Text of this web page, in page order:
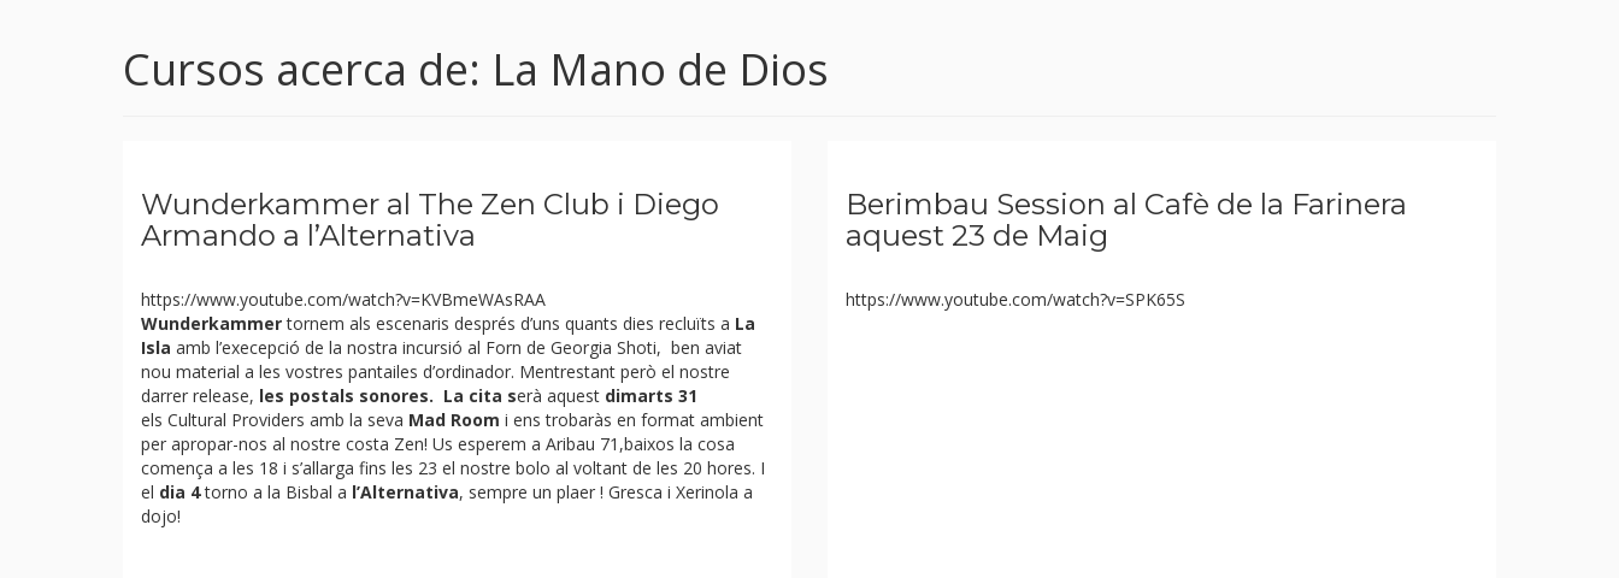
Cursos acerca de: La Mano de Dios
Wunderkammer al The Zen Club i Diego
Armando a l’Alternativa
https://www.youtube.com/watch?v=KVBmeWAsRAA
Wunderkammertornem als escenaris després d’uns quants dies recluïts a La
Isla amb l’execepció de la nostra incursió al Forn de Georgia Shoti, ben aviat
nou material a les vostres pantailes d’ordinador. Mentrestant però el nostre
darrer release, les postals sonores. La cita serà aquest dimarts 31
els Cultural Providers amb la seva Mad Room i ens trobaràs en format ambient
per apropar-nos al nostre costa Zen! Us esperem a Aribau 71,baixos la cosa
comença a les 18 i s’allarga fins les 23 el nostre bolo al voltant de les 20 hores. I
el dia 4torno a la Bisbal a l’Alternativa, sempre un plaer ! Gresca i Xerinola a
dojo!
Berimbau Session al Cafè de la Farinera
aquest 23 de Maig
https://www.youtube.com/watch?v=SPK65S